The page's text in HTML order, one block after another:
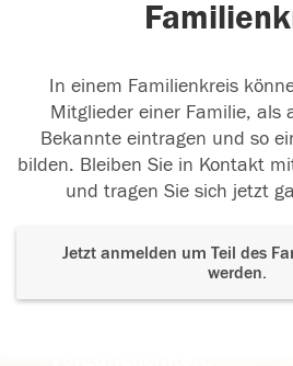
In einem Familienkreis
Mitglieder einer Familie, als
Bekannte eintragen und so
bilden. Bleiben Sie in Kontakt
und tragen Sie sich jetzt
Jetzt anmelden um Teil des
werden.